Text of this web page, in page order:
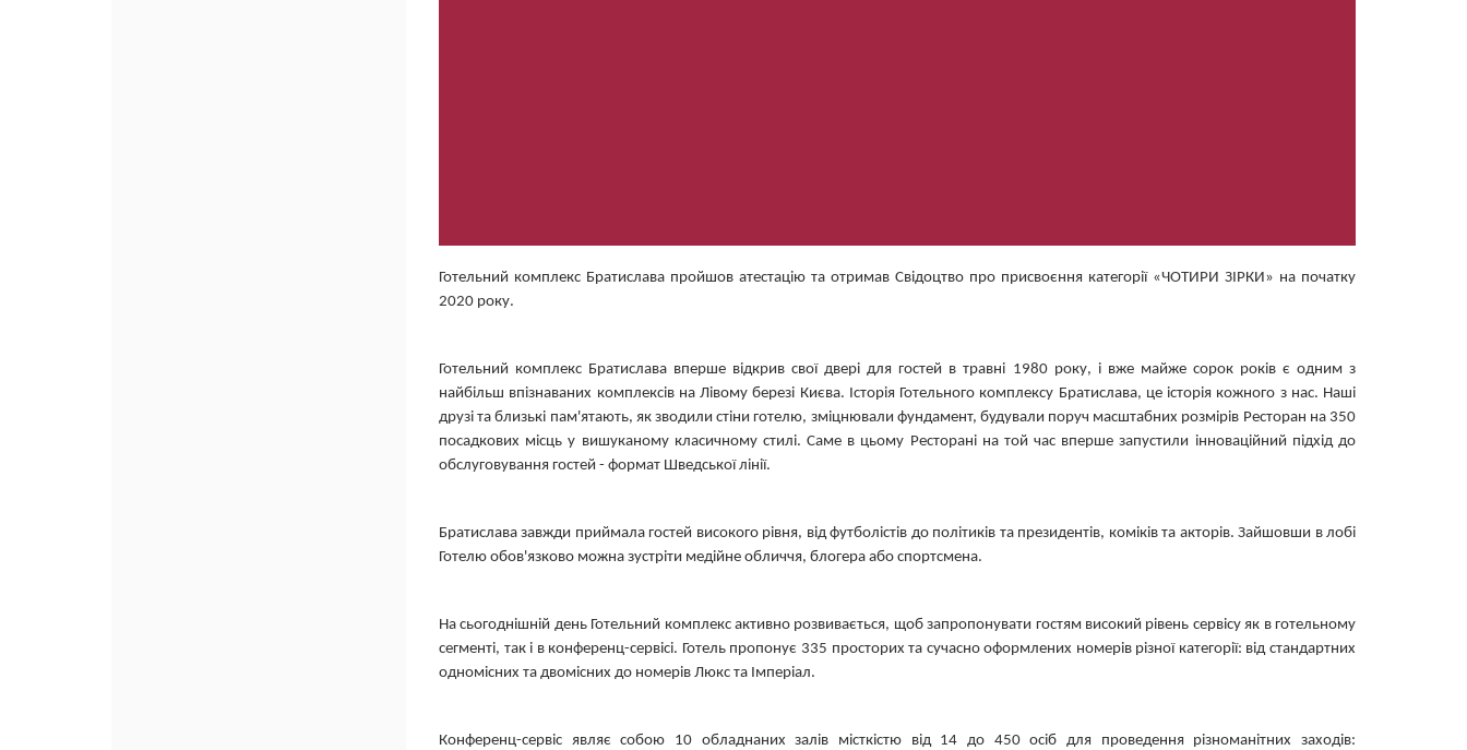
Готельний комплекс Братислава пройшов атестацію та отримав Свідоцтво про присвоєння категорії «ЧОТИРИ ЗІРКИ» на початку
2020 року.
Готельний комплекс Братислава вперше відкрив свої двері для гостей в травні 1980 року, і вже майже сорок років є одним з
найбільш впізнаваних комплексів на Лівому березі Києва. Історія Готельного комплексу Братислава, це історія кожного з нас. Наші
друзі та близькі пам'ятають, як зводили стіни готелю, зміцнювали фундамент, будували поруч масштабних розмірів Ресторан на 350
посадкових місць у вишуканому класичному стилі. Саме в цьому Ресторані на той час вперше запустили інноваційний підхід до
обслуговування гостей - формат Шведської лінії.
Братислава завжди приймала гостей високого рівня, від футболістів до політиків та президентів, коміків та акторів. Зайшовши в лобі
Готелю обов'язково можна зустріти медійне обличчя, блогера або спортсмена.
На сьогоднішній день Готельний комплекс активно розвивається, щоб запропонувати гостям високий рівень сервісу як в готельному
сегменті, так і в конференц-сервісі. Готель пропонує 335 просторих та сучасно оформлених номерів різної категорії: від стандартних
одномісних та двомісних до номерів Люкс та Імперіал.
Конференц-сервіс являє собою 10 обладнаних залів місткістю від 14 до 450 осіб для проведення різноманітних заходів: